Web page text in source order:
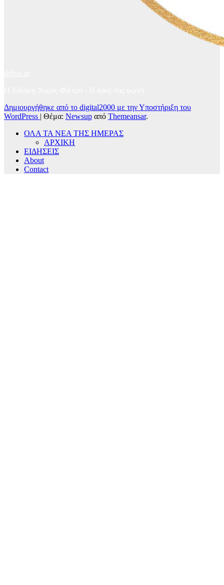
Δημιουργήθηκε από το digital2000 με την Υποστήριξη του
WordPress | Θέμα: Newsup από Themeansar.
ΟΛΑ ΤΑ ΝΕΑ ΤΗΣ ΗΜΕΡΑΣ
ΑΡΧΙΚΗ
ΕΙΔΗΣΕΙΣ
About
Contact